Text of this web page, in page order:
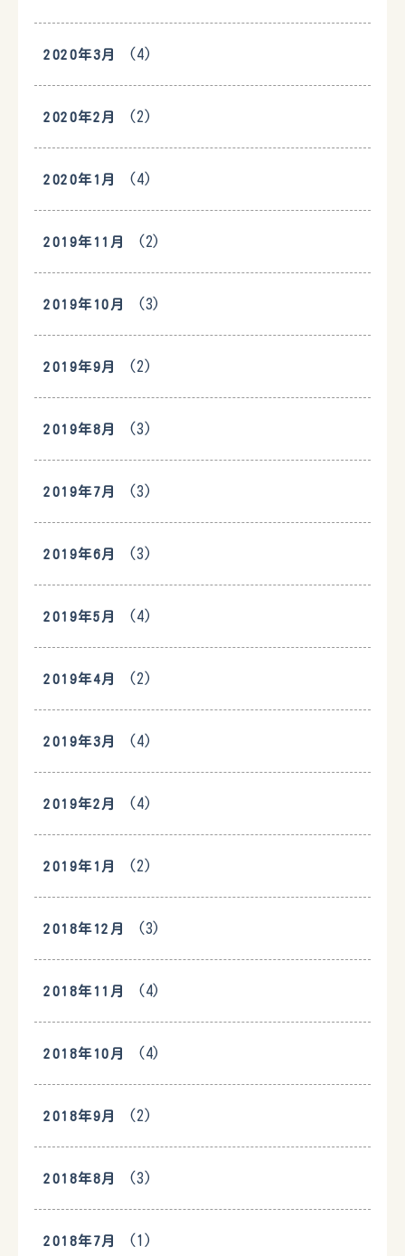
2020年3月 (4)
2020年2月 (2)
2020年1月 (4)
2019年11月 (2)
2019年10月 (3)
2019年9月 (2)
2019年8月 (3)
2019年7月 (3)
2019年6月 (3)
2019年5月 (4)
2019年4月 (2)
2019年3月 (4)
2019年2月 (4)
2019年1月 (2)
2018年12月 (3)
2018年11月 (4)
2018年10月 (4)
2018年9月 (2)
2018年8月 (3)
2018年7月 (1)